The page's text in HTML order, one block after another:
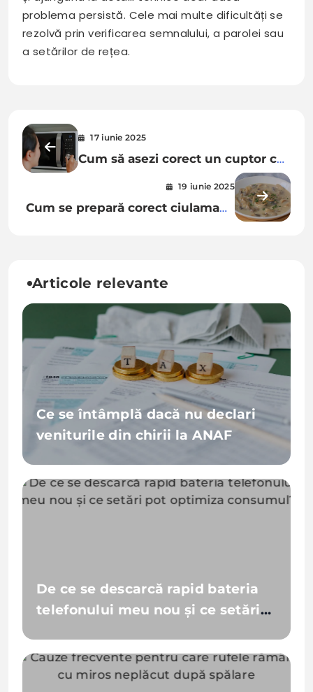
problema persistă. Cele mai multe dificultăți se
rezolvă prin verificarea semnalului, a parolei sau
a setărilor de rețea.
Navigare
în
articole
17 iunie 2025
Cum să asezi corect un cuptor cu
microunde pentru a nu afecta
19 iunie 2025
Cum se prepară corect ciulamaua
Articole relevante
Ce se întâmplă dacă nu declari
veniturile din chirii la ANAF
De ce se descarcă rapid bateria
telefonului meu nou și ce setări